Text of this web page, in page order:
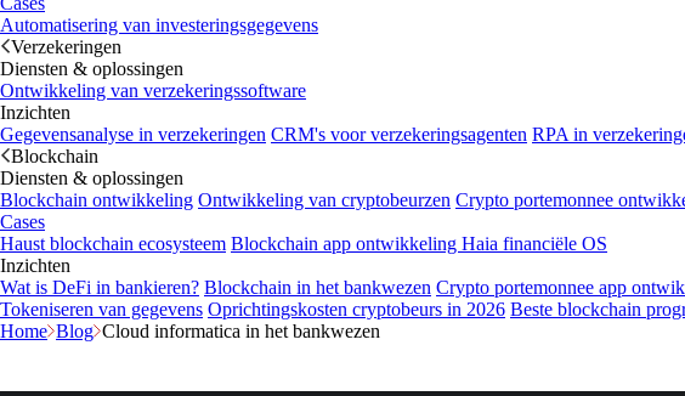
Automatisering van investeringsgegevens
Verzekeringen
Diensten & oplossingen
Ontwikkeling van verzekeringssoftware
Inzichten
Gegevensanalyse in verzekeringen CRM's voor verzekeringsagenten RPA in
Blockchain
Diensten & oplossingen
Blockchain ontwikkeling Ontwikkeling van cryptobeurzen Crypto portemonnee
Cases
Haust blockchain ecosysteem Blockchain app ontwikkeling Haia financiële OS
Inzichten
Wat is DeFi in bankieren? Blockchain in het bankwezen Crypto portemonnee app
Tokeniseren van gegevens Oprichtingskosten cryptobeurs in 2026 Beste blockchain
Home Blog Cloud informatica in het bankwezen